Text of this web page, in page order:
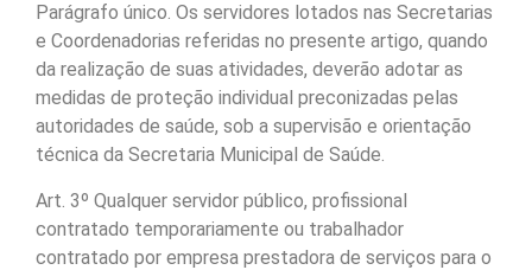
Parágrafo único. Os servidores lotados nas Secretarias
e Coordenadorias referidas no presente artigo, quando
da realização de suas atividades, deverão adotar as
medidas de proteção individual preconizadas pelas
autoridades de saúde, sob a supervisão e orientação
técnica da Secretaria Municipal de Saúde.
Art. 3º Qualquer servidor público, profissional
contratado temporariamente ou trabalhador
contratado por empresa prestadora de serviços para o